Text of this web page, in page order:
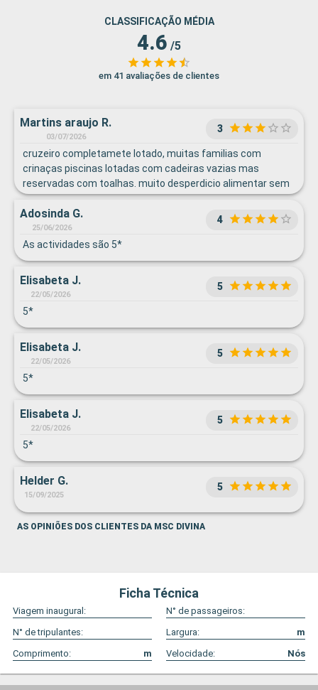
CLASSIFICAÇÃO MÉDIA
4.6 /5
em 41 avaliações de clientes
Martins araujo R.
03/07/2026
3
cruzeiro completamete lotado, muitas familias com
crinaças piscinas lotadas com cadeiras vazias mas
reservadas com toalhas. muito desperdicio alimentar sem
intervenção do staf
Adosinda G.
25/06/2026
4
As actividades são 5*
Elisabeta J.
22/05/2026
5
5*
Elisabeta J.
22/05/2026
5
5*
Elisabeta J.
22/05/2026
5
5*
Helder G.
15/09/2025
5
AS OPINIÕES DOS CLIENTES DA MSC DIVINA
Ficha Técnica
Viagem inaugural:
N° de passageiros:
N° de tripulantes:
Largura:
m
Comprimento:
m Velocidade: Nós